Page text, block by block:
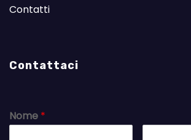
Contatti
Contattaci
Nome *